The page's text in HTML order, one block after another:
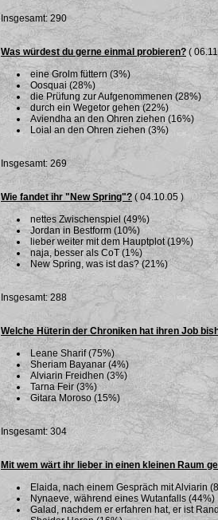
Insgesamt: 290
Was würdest du gerne einmal probieren? (
eine Grolm füttern (3%)
Oosquai (28%)
die Prüfung zur Aufgenommenen (28%)
durch ein Wegetor gehen (22%)
Aviendha an den Ohren ziehen (16%)
Loial an den Ohren ziehen (3%)
Insgesamt: 269
Wie fandet ihr "New Spring"? ( 04.10.05 )
nettes Zwischenspiel (49%)
Jordan in Bestform (10%)
lieber weiter mit dem Hauptplot (19%)
naja, besser als CoT (1%)
New Spring, was ist das? (21%)
Insgesamt: 288
Welche Hüterin der Chroniken hat ihren Job
Leane Sharif (75%)
Sheriam Bayanar (4%)
Alviarin Freidhen (3%)
Tarna Feir (3%)
Gitara Moroso (15%)
Insgesamt: 304
Mit wem wärt ihr lieber in einen kleinen Raum
Elaida, nach einem Gespräch mit Alviarin
Nynaeve, während eines Wutanfalls (44%)
Galad, nachdem er erfahren hat, er ist